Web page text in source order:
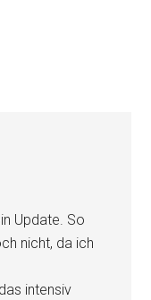
Update. So
nicht, da ich
intensiv